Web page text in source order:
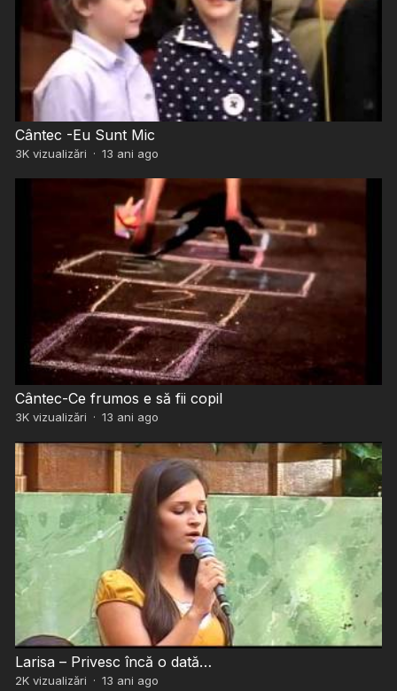
Cântec -Eu Sunt Mic
3Kvizualizări · 13 ani ago
Cântec-Ce frumos e să fii copil
3Kvizualizări · 13 ani ago
Larisa – Privesc încă o dată…
2Kvizualizări · 13 ani ago